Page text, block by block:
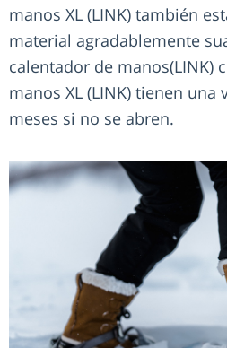
manos XL (LINK) también
material agradablemente
calentador de manos(LINK)
manos XL (LINK) tienen una
meses si no se abren.